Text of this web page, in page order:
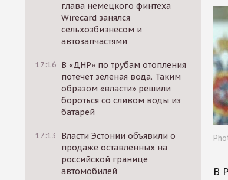
глава немецкого финтеха
Wirecard занялся
сельхозбизнесом и
автозапчастями
17:16 В «ДНР» по трубам отопления
потечет зеленая вода. Таким
образом «власти» решили
бороться со сливом воды из
батарей
17:13
Власти Эстонии объявили о
продаже оставленных на
российской границе
автомобилей
В